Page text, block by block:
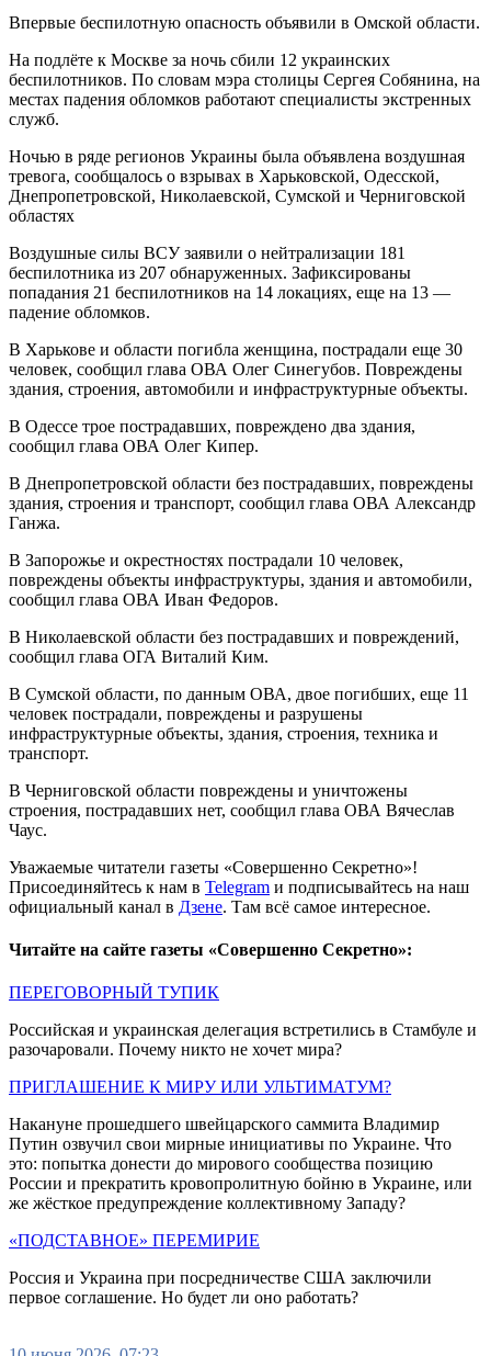
Впервые беспилотную опасность объявили в Омской области.
На подлёте к Москве за ночь сбили 12 украинских
беспилотников. По словам мэра столицы Сергея Собянина, на
местах падения обломков работают специалисты экстренных
служб.
Ночью в ряде регионов Украины была объявлена воздушная
тревога, сообщалось о взрывах в Харьковской, Одесской,
Днепропетровской, Николаевской, Сумской и Черниговской
областях
Воздушные силы ВСУ заявили о нейтрализации 181
беспилотника из 207 обнаруженных. Зафиксированы
попадания 21 беспилотников на 14 локациях, еще на 13 —
падение обломков.
В Харькове и области погибла женщина, пострадали еще 30
человек, сообщил глава ОВА Олег Синегубов. Повреждены
здания, строения, автомобили и инфраструктурные объекты.
В Одессе трое пострадавших, повреждено два здания,
сообщил глава ОВА Олег Кипер.
В Днепропетровской области без пострадавших, повреждены
здания, строения и транспорт, сообщил глава ОВА Александр
Ганжа.
В Запорожье и окрестностях пострадали 10 человек,
повреждены объекты инфраструктуры, здания и автомобили,
сообщил глава ОВА Иван Федоров.
В Николаевской области без пострадавших и повреждений,
сообщил глава ОГА Виталий Ким.
В Сумской области, по данным ОВА, двое погибших, еще 11
человек пострадали, повреждены и разрушены
инфраструктурные объекты, здания, строения, техника и
транспорт.
В Черниговской области повреждены и уничтожены
строения, пострадавших нет, сообщил глава ОВА Вячеслав
Чаус.
Уважаемые читатели газеты «Совершенно Секретно»!
Присоединяйтесь к нам в Telegram и подписывайтесь на наш
официальный канал в Дзене. Там всё самое интересное.
Читайте на сайте газеты «Совершенно Секретно»:
ПЕРЕГОВОРНЫЙ ТУПИК
Российская и украинская делегация встретились в Стамбуле и
разочаровали. Почему никто не хочет мира?
ПРИГЛАШЕНИЕ К МИРУ ИЛИ УЛЬТИМАТУМ?
Накануне прошедшего швейцарского саммита Владимир
Путин озвучил свои мирные инициативы по Украине. Что
это: попытка донести до мирового сообщества позицию
России и прекратить кровопролитную бойню в Украине, или
же жёсткое предупреждение коллективному Западу?
«ПОДСТАВНОЕ» ПЕРЕМИРИЕ
Россия и Украина при посредничестве США заключили
первое соглашение. Но будет ли оно работать?